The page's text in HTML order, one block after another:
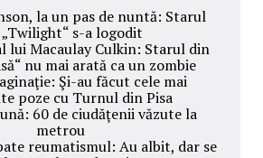
la un pas de nuntă: Starul
s-a logodit
lui Macaulay Culkin: Starul din
nu mai arată ca un zombie
Şi-au făcut cele mai
poze cu Turnul din Pisa
60 de ciudăţenii văzute la
metrou
reumatismul: Au albit, dar se